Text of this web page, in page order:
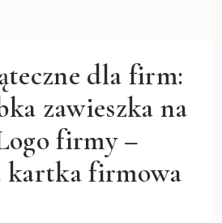
dla firm:
zawieszka na
firmy –
kartka firmowa